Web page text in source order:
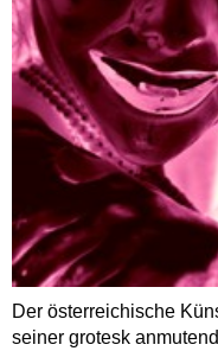
Der österreichische
seiner grotesk